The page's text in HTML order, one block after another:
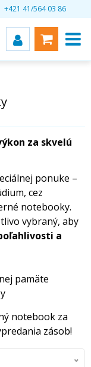
+421 41/564 03 86
za skvelú
ponuke –
cez
notebooky.
vybraný, aby
a
pamäte
notebook za
zásob!